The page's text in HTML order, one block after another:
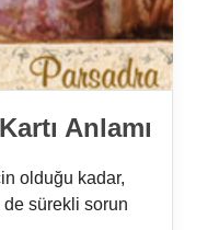
Anlamı
olduğu kadar,
sürekli sorun